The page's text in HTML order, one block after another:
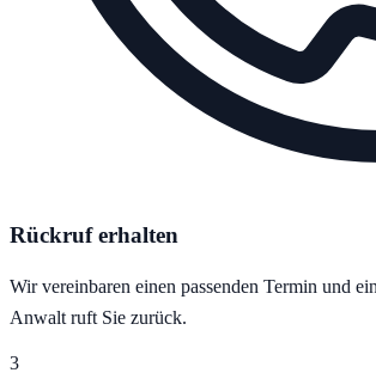
Rückruf erhalten
Wir vereinbaren einen passenden Termin und
Anwalt ruft Sie zurück.
3